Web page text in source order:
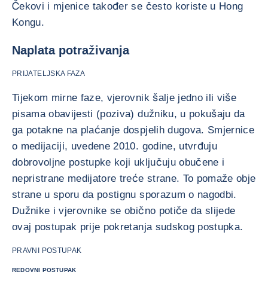
Čekovi i mjenice također se često koriste u Hong
Kongu.
Naplata potraživanja
PRIJATELJSKA FAZA
Tijekom mirne faze, vjerovnik šalje jedno ili više
pisama obavijesti (poziva) dužniku, u pokušaju da
ga potakne na plaćanje dospjelih dugova. Smjernice
o medijaciji, uvedene 2010. godine, utvrđuju
dobrovoljne postupke koji uključuju obučene i
nepristrane medijatore treće strane. To pomaže obje
strane u sporu da postignu sporazum o nagodbi.
Dužnike i vjerovnike se obično potiče da slijede
ovaj postupak prije pokretanja sudskog postupka.
PRAVNI POSTUPAK
REDOVNI POSTUPAK